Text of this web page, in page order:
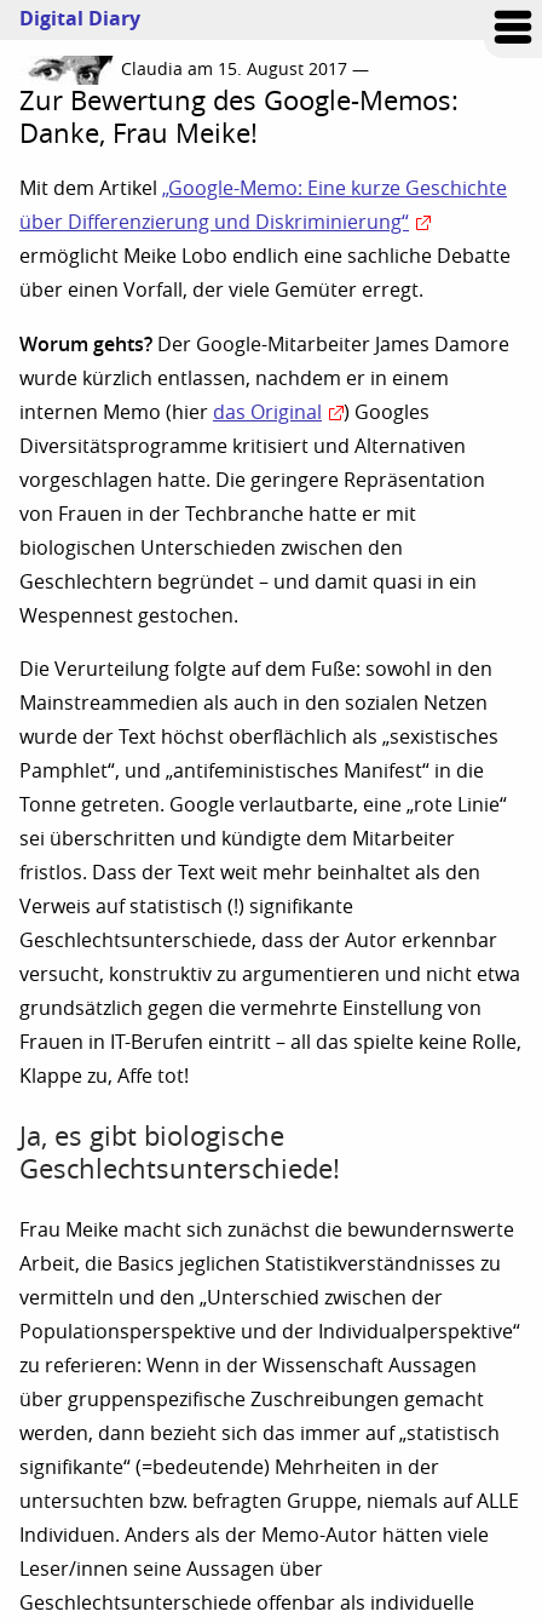
Digital Diary
Claudia am 15. August 2017 —
Zur Bewertung des Google-Memos:
Danke, Frau Meike!
Mit dem Artikel „Google-Memo: Eine kurze Geschichte
über Differenzierung und Diskriminierung“
ermöglicht Meike Lobo endlich eine sachliche Debatte
über einen Vorfall, der viele Gemüter erregt.
Worum gehts? Der Google-Mitarbeiter James Damore
wurde kürzlich entlassen, nachdem er in einem
internen Memo (hier das Original
) Googles
Diversitätsprogramme kritisiert und Alternativen
vorgeschlagen hatte. Die geringere Repräsentation
von Frauen in der Techbranche hatte er mit
biologischen Unterschieden zwischen den
Geschlechtern begründet – und damit quasi in ein
Wespennest gestochen.
Die Verurteilung folgte auf dem Fuße: sowohl in den
Mainstreammedien als auch in den sozialen Netzen
wurde der Text höchst oberflächlich als „sexistisches
Pamphlet“, und „antifeministisches Manifest“ in die
Tonne getreten. Google verlautbarte, eine „rote Linie“
sei überschritten und kündigte dem Mitarbeiter
fristlos. Dass der Text weit mehr beinhaltet als den
Verweis auf statistisch (!) signifikante
Geschlechtsunterschiede, dass der Autor erkennbar
versucht, konstruktiv zu argumentieren und nicht etwa
grundsätzlich gegen die vermehrte Einstellung von
Frauen in IT-Berufen eintritt – all das spielte keine Rolle,
Klappe zu, Affe tot!
Ja, es gibt biologische
Geschlechtsunterschiede!
Frau Meike macht sich zunächst die bewundernswerte
Arbeit, die Basics jeglichen Statistikverständnisses zu
vermitteln und den „Unterschied zwischen der
Populationsperspektive und der Individualperspektive“
zu referieren: Wenn in der Wissenschaft Aussagen
über gruppenspezifische Zuschreibungen gemacht
werden, dann bezieht sich das immer auf „statistisch
signifikante“ (=bedeutende) Mehrheiten in der
untersuchten bzw. befragten Gruppe, niemals auf ALLE
Individuen. Anders als der Memo-Autor hätten viele
Leser/innen seine Aussagen über
Geschlechtsunterschiede offenbar als individuelle